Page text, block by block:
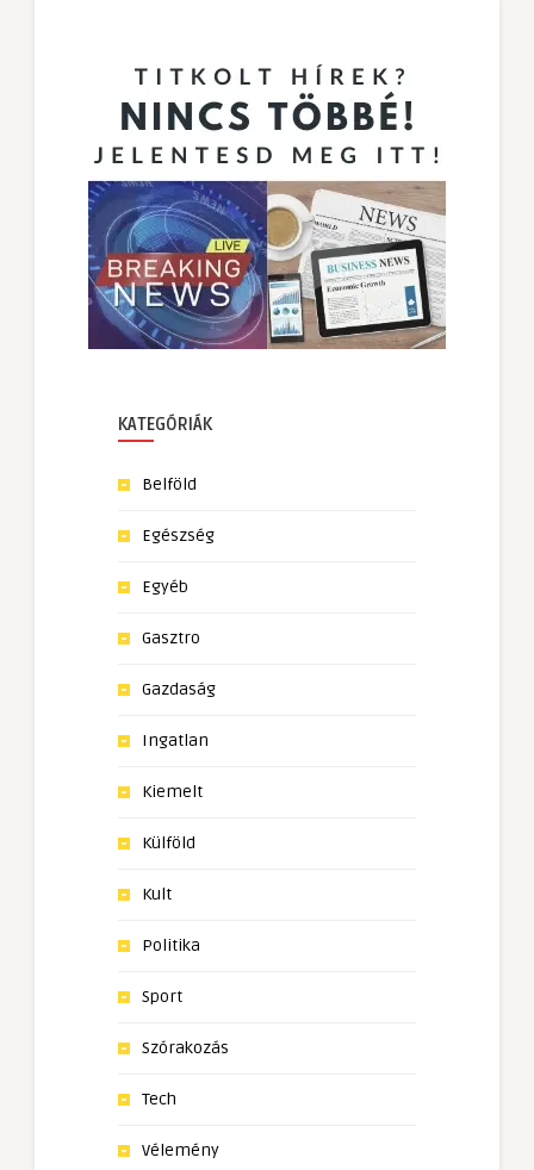
KATEGÓRIÁK
Belföld
Egészség
Egyéb
Gasztro
Gazdaság
Ingatlan
Kiemelt
Külföld
Kult
Politika
Sport
Szórakozás
Tech
Vélemény